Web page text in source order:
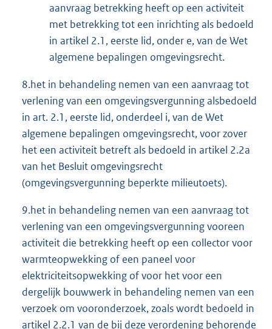
aanvraag betrekking heeft op een activiteit
met betrekking tot een inrichting als bedoeld
in artikel 2.1, eerste lid, onder e, van de Wet
algemene bepalingen omgevingsrecht.
8.het in behandeling nemen van een aanvraag tot
verlening van een omgevingsvergunning alsbedoeld
in art. 2.1, eerste lid, onderdeel i, van de Wet
algemene bepalingen omgevingsrecht, voor zover
het een activiteit betreft als bedoeld in artikel 2.2a
van het Besluit omgevingsrecht
(omgevingsvergunning beperkte milieutoets).
9.het in behandeling nemen van een aanvraag tot
verlening van een omgevingsvergunning vooreen
activiteit die betrekking heeft op een collector voor
warmteopwekking of een paneel voor
elektriciteitsopwekking of voor het voor een
dergelijk bouwwerk in behandeling nemen van een
verzoek om vooronderzoek, zoals wordt bedoeld in
artikel 2.2.1 van de bij deze verordening behorende